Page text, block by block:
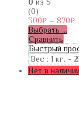
(0)
300₽ – 870₽
Выбрать ...
Сравнить
Быстрый
Вес : 1 кг. -
Нет в наличии